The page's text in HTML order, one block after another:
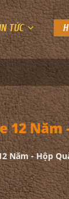
TỨC
Năm
Năm - Hộp